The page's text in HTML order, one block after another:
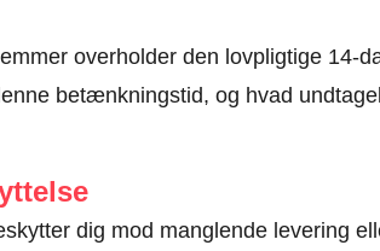
overholder den lovpligtige 14-
betænkningstid, og hvad
dig mod manglende levering